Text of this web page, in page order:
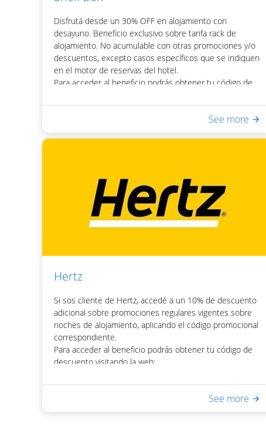
Disfrutá desde un 30% OFF en alojamiento con
desayuno. Beneficio exclusivo sobre tarifa rack de
alojamiento. No acumulable con otras promociones y/o
descuentos, excepto casos específicos que se indiquen
en el motor de reservas del hotel.
Para acceder al beneficio podrás obtener tu código de
BOX.
Incluye:
- WiFi en habitaciones y áreas públicas
Una vez obtenido el código, podrás acceder el
descuento colocando el mismo en la casilla de "Código
Promocional" del motor de reservas del hotel.
See more
Hertz
Si sos cliente de Hertz, accedé a un 10% de descuento
adicional sobre promociones regulares vigentes sobre
noches de alojamiento, aplicando el código promocional
correspondiente.
Para acceder al beneficio podrás obtener tu código de
descuento visitando la web:
- Desayuno Buffet
See more